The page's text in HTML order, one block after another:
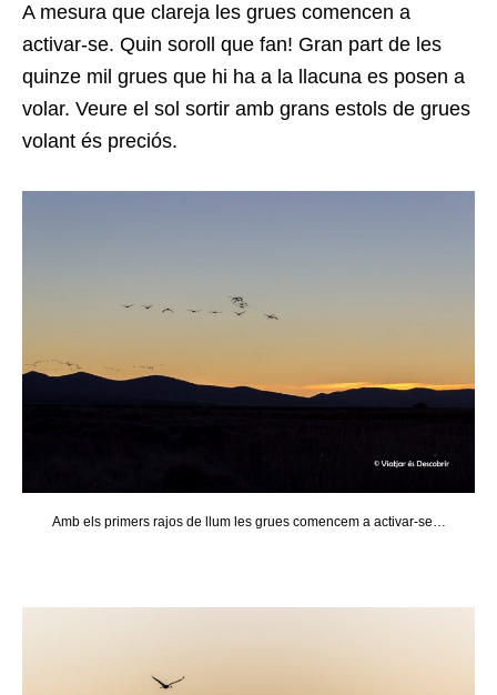
A mesura que clareja les grues comencen a
activar-se. Quin soroll que fan! Gran part de les
quinze mil grues que hi ha a la llacuna es posen a
volar. Veure el sol sortir amb grans estols de grues
volant és preciós.
Amb els primers rajos de llum les grues comencem a activar-se…